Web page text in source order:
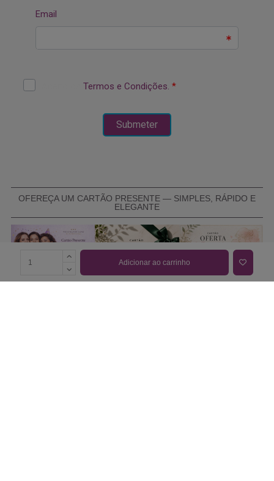
Adicionar ao carrinho
OFEREÇA UM CARTÃO PRESENTE — SIMPLES, RÁPIDO E
ELEGANTE